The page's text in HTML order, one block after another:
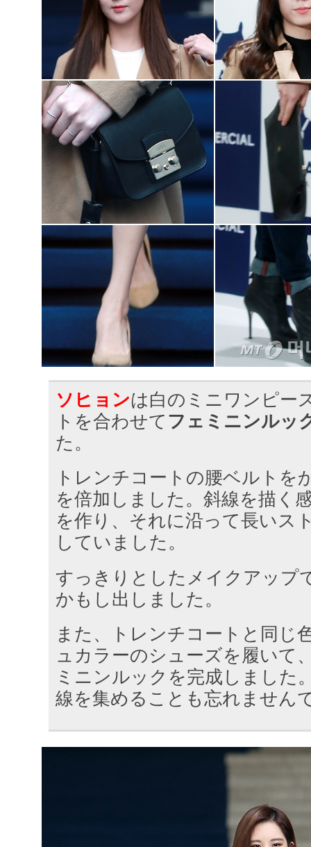
ソヒョンは白のミニワンピー
トを合わせて フェミニンルッ
た。
トレンチコートの腰ベルトを
を倍加しました。斜線を描く
を作り、それに沿って長いス
していました。
すっきりとしたメイクアップ
かもし出しました。
また、トレンチコートと同じ
ュカラーのシューズを履いて
ミニンルックを完成しました
線を集めることも忘れません